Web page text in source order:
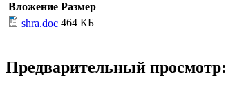
Вложение Размер
shra.doc 464 КБ
Предварительный просмотр: